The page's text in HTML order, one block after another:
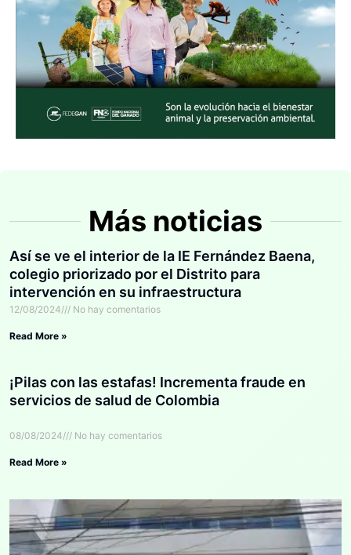
Más noticias
Así se ve el interior de la IE Fernández Baena,
colegio priorizado por el Distrito para
intervención en su infraestructura
12/08/2024 No hay comentarios
Read More »
¡Pilas con las estafas! Incrementa fraude en
servicios de salud de Colombia
08/08/2024 No hay comentarios
Read More »